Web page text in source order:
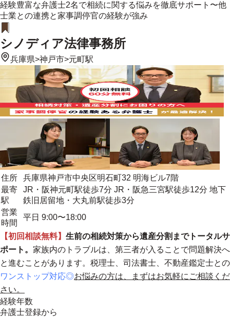
経験豊富な弁護士2名で相続に関する悩みを徹底サポート〜他
士業との連携と家事調停官の経験が強み
シノディア法律事務所
兵庫県>神戸市>元町駅
住所
兵庫県神戸市中央区明石町32 明海ビル7階
最寄
駅
JR・阪神元町駅徒歩7分 JR・阪急三宮駅徒歩12分 地下
鉄旧居留地・大丸前駅徒歩3分
営業
時間
平日 9:00〜18:00
【初回相談無料】 生前の相続対策から遺産分割までトータルサ
ポート。 家族内のトラブルは、第三者が入ることで問題解決へ
と進むことがあります。税理士、司法書士、不動産鑑定士との
ワンストップ対応◎お悩みの方は、まずはお気軽にご相談くだ
さい。
経験年数
弁護士登録から